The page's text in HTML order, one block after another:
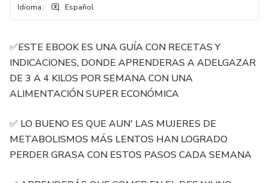
Idioma: Español
✅ESTE EBOOK ES UNA GUÍA CON RECETAS Y
INDICACIONES, DONDE APRENDERAS A ADELGAZAR
DE 3 A 4 KILOS POR SEMANA CON UNA
ALIMENTACIÓN SUPER ECONÓMICA
✅ LO BUENO ES QUE AUN' LAS MUJERES DE
METABOLISMOS MÁS LENTOS HAN LOGRADO
PERDER GRASA CON ESTOS PASOS CADA SEMANA